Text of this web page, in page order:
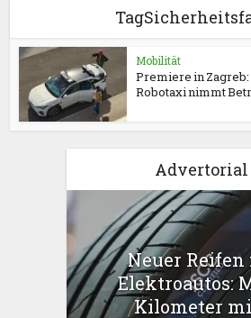
Mobilität
Premiere in Zagreb:
Robotaxi nimmt
Advertorial
Neuer Reifen
Elektroautos:
Kilometer